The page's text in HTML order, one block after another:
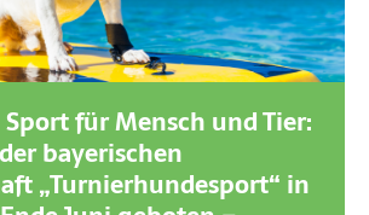
für Mensch und Tier:
bayerischen
„Turnierhundesport“ in